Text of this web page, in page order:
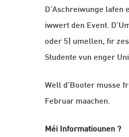
D’Aschreiwunge lafen
iwwert den Event.
oder 5) umellen, fir
Studente vun enger
Well d’Booter musse
Februar maachen.
Méi Informatiounen ?